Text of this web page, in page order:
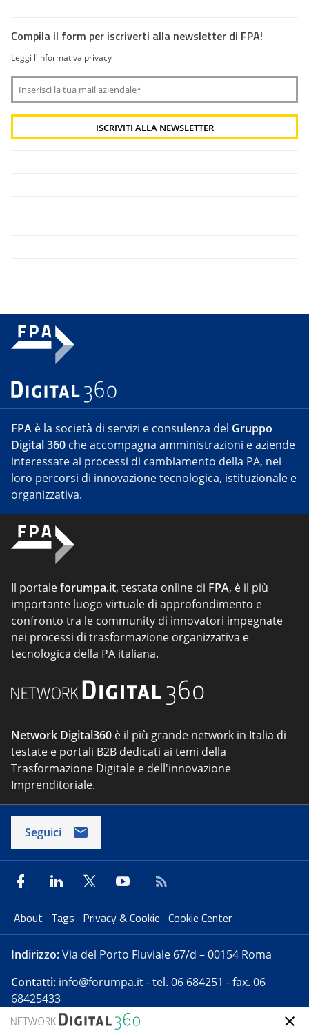
Compila il form per iscriverti alla newsletter di FPA!
Leggi l'informativa privacy
FPA è la società di servizi e consulenza del Gruppo
Digital 360 che accompagna amministrazioni e aziende
interessate ai processi di cambiamento della PA, nei
loro percorsi di innovazione tecnologica, istituzionale e
organizzativa.
Il portaleforumpa.it, testata online di FPA, è il più
importante luogo virtuale di approfondimento e
confronto tra le community di innovatori impegnate
nei processi di trasformazione organizzativa e
tecnologica della PA italiana.
Network Digital360 è il più grande network in Italia di
testate e portali B2B dedicati ai temi della
Trasformazione Digitale e dell'innovazione
Imprenditoriale.
Seguici
About Tags Privacy & Cookie Cookie Center
Indirizzo:Via del Porto Fluviale 67/d – 00154 Roma
Contatti: info@forumpa.it- tel. 06 684251 - fax. 06
68425433